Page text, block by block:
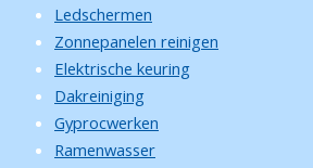
Ledschermen
Zonnepanelen reinigen
Elektrische keuring
Dakreiniging
Gyprocwerken
Ramenwasser